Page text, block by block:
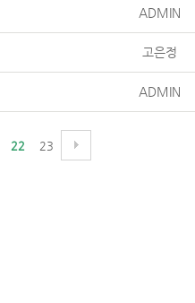
ADMIN
고은정
ADMIN
22 23